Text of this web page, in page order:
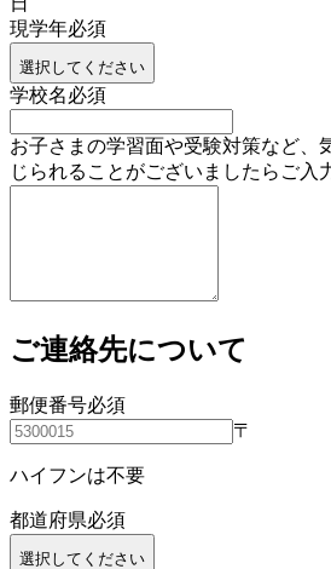
現学年必須
選択してください
学校名必須
お子さまの学習面や受験対策など、
じられることがございましたらご入
ご連絡先について
郵便番号必須
〒
ハイフンは不要
都道府県必須
選択してください